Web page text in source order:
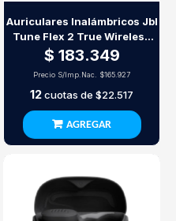
Auriculares Inalámbricos Jbl
Tune Flex 2 True Wireless
Bluetooth Negro Con Anc
$ 183.349
Precio S/Imp.Nac. $165.927
12cuotas de $22.517
AGREGAR